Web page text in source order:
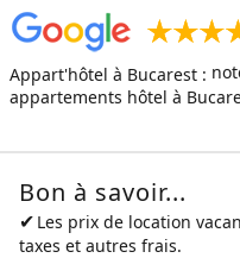
Appart'hôtel à Bucarest :
appartements hôtel à
Bon à savoir...
✔ Les prix de location
taxes et autres frais.